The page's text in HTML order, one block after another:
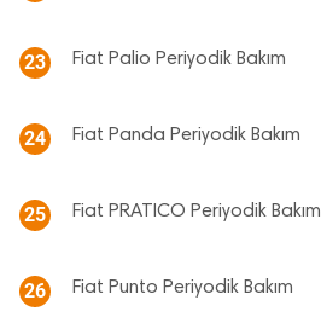
23 Fiat Palio Periyodik Bakım
24 Fiat Panda Periyodik Bakım
25 Fiat PRATICO Periyodik Bakım
26 Fiat Punto Periyodik Bakım